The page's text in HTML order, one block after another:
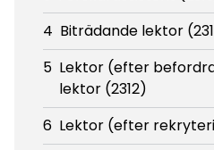
4 Biträdande lektor
5 Lektor (efter
lektor (2312)
6 Lektor (efter